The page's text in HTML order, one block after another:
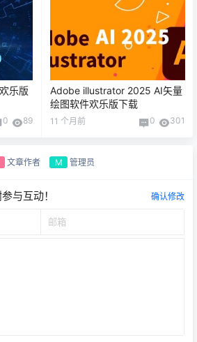
乐版
0 89
Adobe illustrator 2025 AI矢量
绘图软件欢乐版下载
11 个月前 0 301
文章作者 M 管理员
与互动！ 确认修改